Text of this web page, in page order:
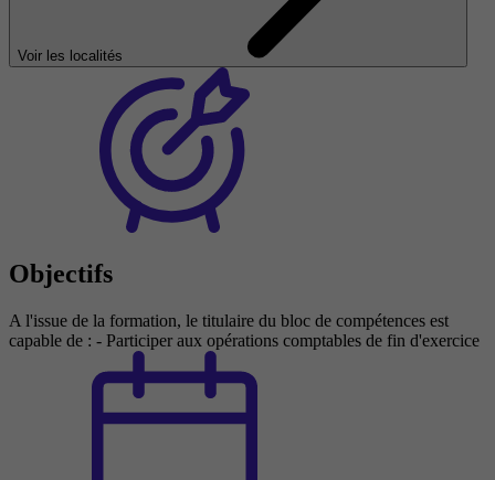
Voir les localités
Objectifs
A l'issue de la formation, le titulaire du bloc de compétences est
capable de : - Participer aux opérations comptables de fin d'exercice